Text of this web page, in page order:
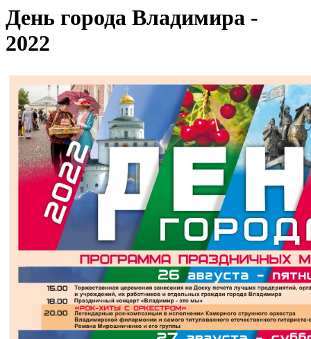
День города Владимира -
2022